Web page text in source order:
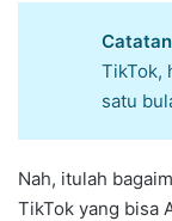
TikTok,
satu
Nah, itulah
TikTok yang bisa